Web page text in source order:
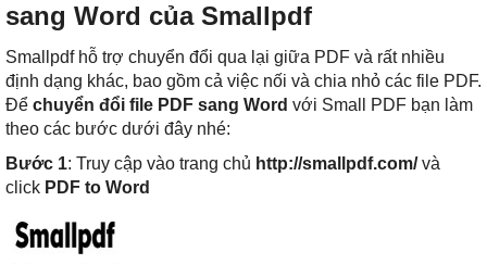
sang Word của Smallpdf
Smallpdf hỗ trợ chuyển đổi qua lại giữa PDF và rất nhiều
định dạng khác, bao gồm cả việc nối và chia nhỏ các file PDF.
Để chuyển đổi file PDF sang Word với Small PDF bạn làm
theo các bước dưới đây nhé:
Bước 1: Truy cập vào trang chủ http://smallpdf.com/và
click PDF to Word